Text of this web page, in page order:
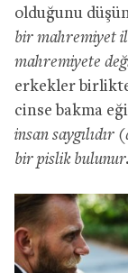
olduğunu
bir mahremiyet
mahremiyete
erkekler
cinse bakma
insan saygılıdır
bir pislik